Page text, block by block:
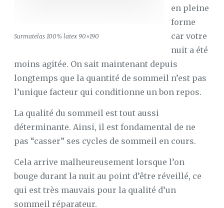
Surmatelas 100% latex 90×190
en pleine
forme
car votre
nuit a été
moins agitée. On sait maintenant depuis
longtemps que la quantité de sommeil n’est pas
l’unique facteur qui conditionne un bon repos.
La qualité du sommeil est tout aussi
déterminante. Ainsi, il est fondamental de ne
pas “casser” ses cycles de sommeil en cours.
Cela arrive malheureusement lorsque l’on
bouge durant la nuit au point d’être réveillé, ce
qui est très mauvais pour la qualité d’un
sommeil réparateur.